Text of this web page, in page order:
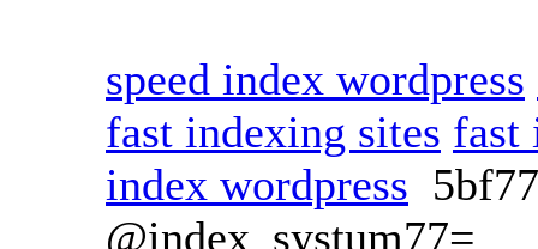
speed index wordpress
fast indexing sites fast
index wordpress
@index_systum77=